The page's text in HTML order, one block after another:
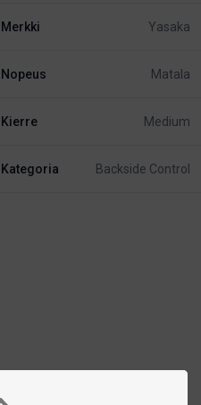
Merkki Yasaka
Nopeus Matala
Kierre Medium
Kategoria Backside Control